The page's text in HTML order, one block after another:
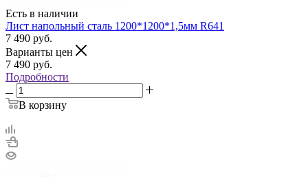
Есть в наличии
Лист напольный сталь 1200*1200*1,5мм R641
7 490 руб.
Варианты цен
7 490 руб.
Подробности
В корзину